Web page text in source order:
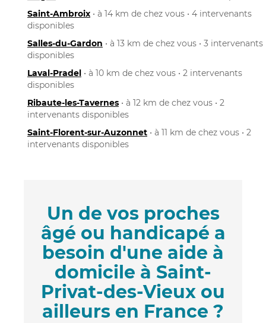
Saint-Ambroix • à 14 km de chez vous • 4 intervenants
disponibles
Salles-du-Gardon • à 13 km de chez vous • 3 intervenants
disponibles
Laval-Pradel • à 10 km de chez vous • 2 intervenants
disponibles
Ribaute-les-Tavernes • à 12 km de chez vous • 2
intervenants disponibles
Saint-Florent-sur-Auzonnet • à 11 km de chez vous • 2
intervenants disponibles
Un de vos proches
âgé ou handicapé a
besoin d'une aide à
domicile à Saint-
Privat-des-Vieux ou
ailleurs en France ?